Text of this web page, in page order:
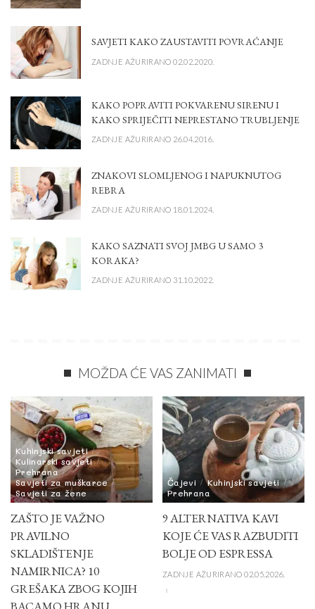
SAVJETI KAKO ZAUSTAVITI POVRAĆANJE
ZADNJE AŽURIRANO 02.02.2020.
KAKO POPRAVITI POKVARENU SIRENU I
KAKO SPRIJEČITI NEPRESTANO TRUBLJENJE
ZADNJE AŽURIRANO 26.04.2016.
ZNAKOVI SLOMLJENOG I NAPUKNUTOG
REBRA
ZADNJE AŽURIRANO 18.01.2024.
KAKO SAZNATI SVOJ JMBG U SAMO 3
KORAKA?
ZADNJE AŽURIRANO 31.10.2022.
MOŽDA ĆE VAS ZANIMATI
Kuhinjski savjeti
Kulinarski savjeti
Prehrana
Savjeti za muškarce
Savjeti za žene
ZAŠTO JE VAŽNO
PRAVILNO
SKLADIŠTENJE
NAMIRNICA? 10
GREŠAKA ZBOG KOJIH
Čajevi
Kuhinjski savjeti
Prehrana
9 ALTERNATIVA KAVI
KOJE ĆE VAS RAZBUDITI
BOLJE OD ESPRESSA
ZADNJE AŽURIRANO 02.05.2026.